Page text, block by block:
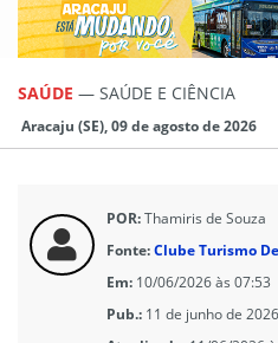
SAÚDE — SAÚDE E CIÊNCIA
Aracaju (SE), 09 de agosto de 2026
POR:Thamiris de Souza
Fonte:Clube Turismo
Em: 10/06/2026 às 07:53
Pub.: 11 de junho de 2026